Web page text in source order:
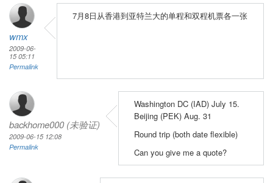
wmx
2009-06-
15 05:11
Permalink
7月8日从香港到亚特兰大的单程和双程机票各一张
backhome000 (未验证)
2009-06-15 12:08
Permalink
Washington DC (IAD) July 15.
Beijing (PEK) Aug. 31
Round trip (both date flexible)
Can you give me a quote?